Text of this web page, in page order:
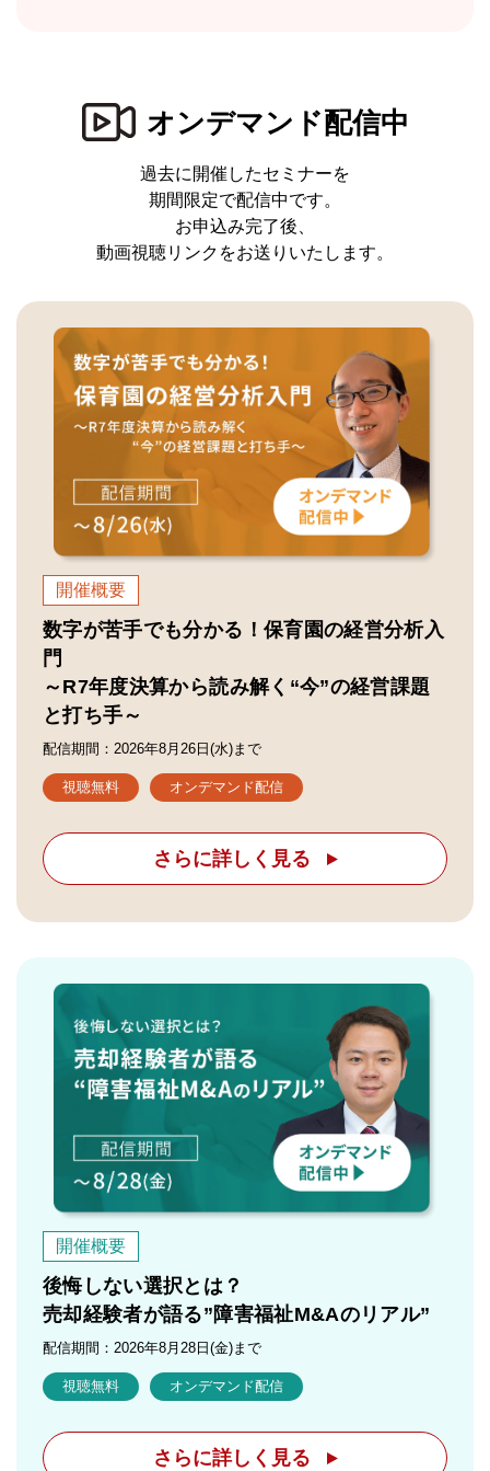
オンデマンド配信中
過去に開催したセミナーを
期間限定で配信中です。
お申込み完了後、
動画視聴リンクをお送りいたします。
開催概要
数字が苦手でも分かる！保育園の経営分析入
門
～R7年度決算から読み解く“今”の経営課題
と打ち手～
配信期間：2026年8月26日(水)まで
視聴無料 オンデマンド配信
さらに詳しく見る
開催概要
後悔しない選択とは？
売却経験者が語る”障害福祉M&Aのリアル”
配信期間：2026年8月28日(金)まで
視聴無料 オンデマンド配信
さらに詳しく見る